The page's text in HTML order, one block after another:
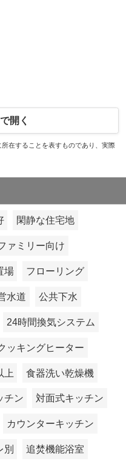
開く
在することを表すものであり、実際
閑静な住宅地
ァミリー向け
場 フローリング
水道 公共下水
24時間換気システム
ッキングヒーター
上 食器洗い乾燥機
チン 対面式キッチン
カウンターキッチン
別 追焚機能浴室